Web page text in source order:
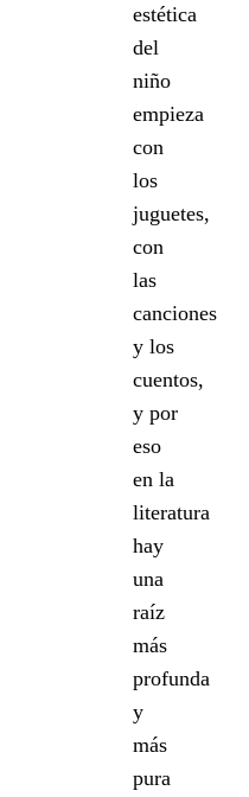
estética
del
niño
empieza
con
los
juguetes,
con
las
canciones
y los
cuentos,
y por
eso
en la
literatura
hay
una
raíz
más
profunda
y
más
pura